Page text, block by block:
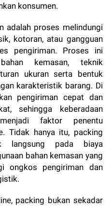
konsumen.
adalah proses melindungi
kotoran, atau gangguan
pengiriman. Proses ini
kemasan, teknik
ukuran serta bentuk
karakteristik barang. Di
pengiriman cepat dan
sehingga keberadaan
faktor penentu
Tidak hanya itu, packing
langsung pada biaya
bahan kemasan yang
ongkos pengiriman dan
packing bukan sekadar